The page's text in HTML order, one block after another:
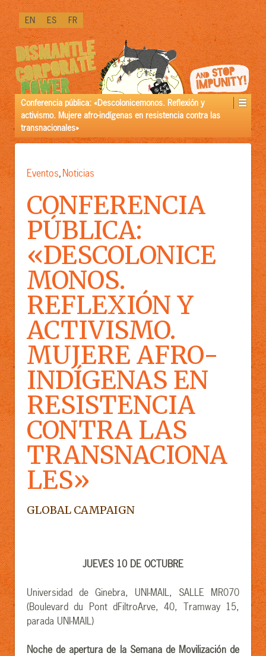
PRÓXIMAMENTE
DISPONIBLE
IN
[LINK]VERSIÓN
PREMIUM[/LINK]:
EN ES FR
Conferencia pública: «Descolonicemonos. Reflexión y
activismo. Mujere afro-indígenas en resistencia contra las
transnacionales»
Eventos, Noticias
CONFERENCIA
PÚBLICA:
«DESCOLONICE
MONOS.
REFLEXIÓN Y
ACTIVISMO.
MUJERE AFRO-
INDÍGENAS EN
RESISTENCIA
CONTRA LAS
TRANSNACIONA
LES»
GLOBAL CAMPAIGN
JUEVES 10 DE OCTUBRE
Universidad de Ginebra, UNI-MAIL, SALLE MR070
(Boulevard du Pont dFiltroArve, 40, Tramway 15,
parada UNI-MAIL)
Noche de apertura de la Semana de Movilización de